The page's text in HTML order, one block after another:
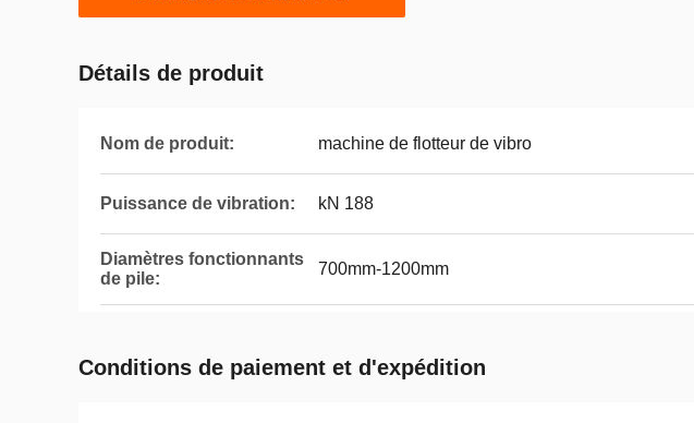
Détails de produit
Nom de produit: machine de flotteur de vibro
Puissance de vibration: kN 188
Diamètres fonctionnants
de pile:
700mm-1200mm
Conditions de paiement et d'expédition